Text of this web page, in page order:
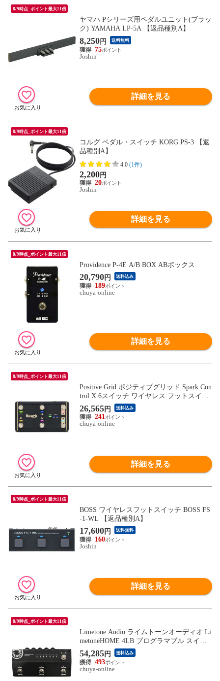
8/9時点_ポイント最大11倍
ヤマハ Pシリーズ用ペダルユニット(ブラッ
ク) YAMAHA LP-5A 【返品種別A】
8,250円 送料無料
75
Joshin
詳細を見る
8/9時点_ポイント最大11倍
コルグ ペダル・スイッチ KORG PS-3 【返
品種別A】
4.0 (1件)
2,200円
20
Joshin
詳細を見る
8/9時点_ポイント最大11倍
Providence P-4E A/B BOX ABボックス
20,790円 送料込み
189
chuya-online
詳細を見る
8/9時点_ポイント最大11倍
Positive Grid ポジティブグリッド Spark Con
trol X 6スイッチ ワイヤレス フットスイッ
チ
26,565円 送料込み
241
chuya-online
詳細を見る
8/9時点_ポイント最大11倍
BOSS ワイヤレスフットスイッチ BOSS FS
-1-WL 【返品種別A】
17,600円 送料無料
160
Joshin
詳細を見る
8/9時点_ポイント最大11倍
Limetone Audio ライムトーンオーディオ Li
metoneHOME 4LB プログラマブル スイッ
チャー
54,285円 送料込み
493
chuya-online